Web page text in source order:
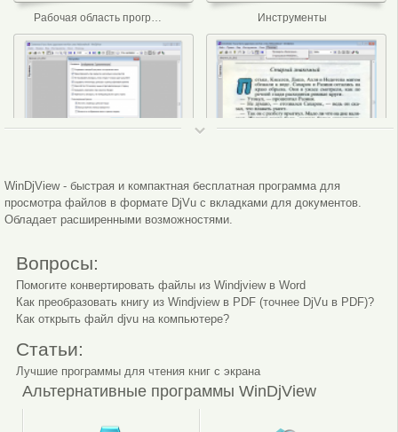
Рабочая область программы Инструменты
Настройки вида
WinDjView - быстрая и компактная бесплатная программа для
просмотра файлов в формате DjVu с вкладками для документов.
Обладает расширенными возможностями.
Вопросы:
Помогите конвертировать файлы из Windjview в Word
Как преобразовать книгу из Windjview в PDF (точнее DjVu в PDF)?
Как открыть файл djvu на компьютере?
Статьи:
Лучшие программы для чтения книг с экрана
Альтернативные программы WinDjView